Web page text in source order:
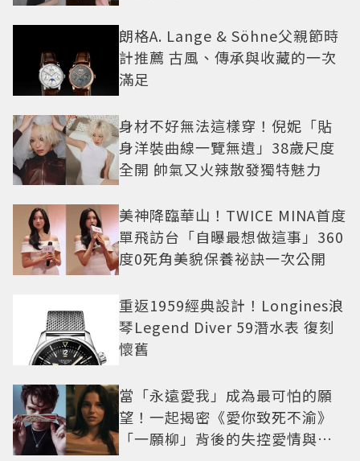
朗格A. Lange & Söhne父親節時
計推薦 古風、傳承與收藏的一次
滿足
身材不好無法這樣穿！倪妮「貼
身洋裝曲線一覽無遺」38歲尺度
全開 帥氣又火辣散發獨特魅力
美神降臨華山！TWICE MINA首度
單飛訪台「自曝最想做這事」360
度0死角美貌保養祕訣一次公開
重返1959經典設計！Longines浪
琴Legend Diver 59潛水表 復刻
懷舊
當「永遠愛我」成為最可怕的願
望！一起揭密《愛你致死不渝》
「一願柳」背後的失控愛情與爆